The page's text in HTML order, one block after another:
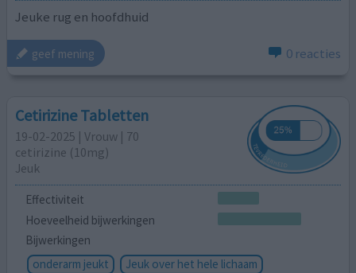
Jeuke rug en hoofdhuid
geef mening 0 reacties
Cetirizine Tabletten
19-02-2025 | Vrouw | 70
cetirizine (10mg)
Jeuk
Effectiviteit
Hoeveelheid bijwerkingen
Bijwerkingen
onderarm jeukt
Jeuk over het hele lichaam